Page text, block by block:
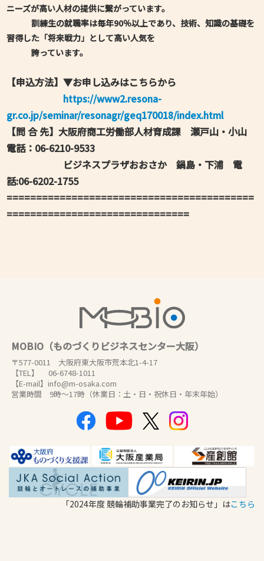
ニーズが高い人材の提供に繋がっています。
訓練生の就職率は毎年90％以上であり、技術、知識の基礎を
習得した「将来戦力」として高い人気を
誇っています。
【申込方法】▼お申し込みはこちらから
https://www2.resona-
gr.co.jp/seminar/resonagr/geq170018/index.html
【問 合 先】大阪府商工労働部人材育成課 瀬戸山・小山
電話：06-6210-9533
ビジネスプラザおおさか 鍋島・下浦 電
話:06-6202-1755
==========================================
===============================
MOBIO（ものづくりビジネスセンター大阪）
〒577-0011 大阪府東大阪市荒本北1-4-17
【TEL】 06-6748-1011
【E-mail】info@m-osaka.com
営業時間 9時～17時（休業日：土・日・祝休日・年末年始）
「2024年度 競輪補助事業完了のお知らせ」はこちら